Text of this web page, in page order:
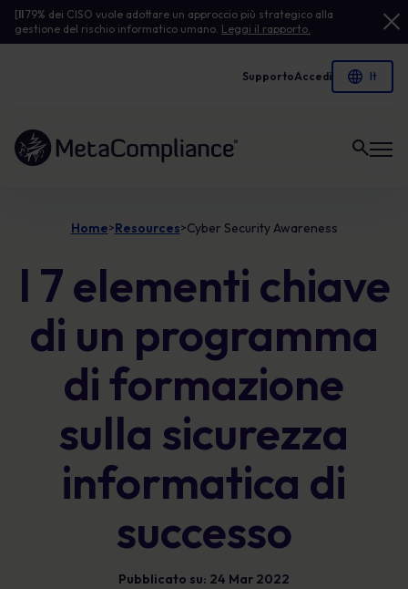
[Il79% dei CISO vuole adottare un approccio più strategico alla
gestione del rischio informatico umano. Leggi il rapporto.
SupportoAccedi
Link alla homepage
Home>Resources>Cyber Security Awareness
I 7 elementi chiave
di un programma
di formazione
sulla sicurezza
informatica di
successo
Pubblicato su: 24 Mar 2022